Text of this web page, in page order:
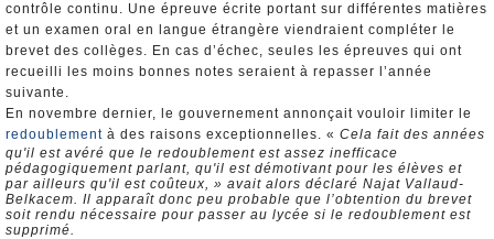
contrôle continu. Une épreuve écrite portant sur différentes matières
et un examen oral en langue étrangère viendraient compléter le
brevet des collèges. En cas d’échec, seules les épreuves qui ont
recueilli les moins bonnes notes seraient à repasser l’année
suivante.
En novembre dernier, le gouvernement annonçait vouloir limiter le
redoublement à des raisons exceptionnelles. « Cela fait des années
qu'il est avéré que le redoublement est assez inefficace
pédagogiquement parlant, qu'il est démotivant pour les élèves et
par ailleurs qu'il est coûteux, » avait alors déclaré Najat Vallaud-
Belkacem. Il apparaît donc peu probable que l’obtention du brevet
soit rendu nécessaire pour passer au lycée si le redoublement est
supprimé.